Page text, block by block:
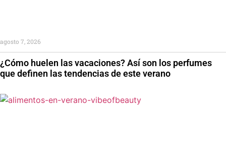
¿Cómo huelen las vacaciones? Así son los perfumes
que definen las tendencias de este verano
agosto 7, 2026